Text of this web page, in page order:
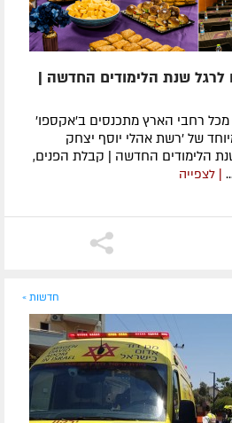
לרגל שנת הלימודים החדשה |
מכל רחבי הארץ מתכנסים ב'אקספו'
של 'רשת אהלי יוסף יצחק
הלימודים החדשה | קבלת הפנים,
| לצפייה
חדשות »